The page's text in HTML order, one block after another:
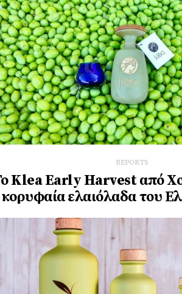
REPORTS
Klea Early Harvest από
κορυφαία ελαιόλαδα του